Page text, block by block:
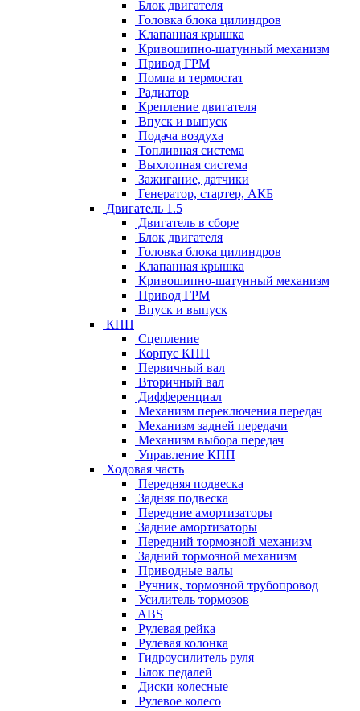
Блок двигателя
Головка блока цилиндров
Клапанная крышка
Кривошипно-шатунный механизм
Привод ГРМ
Помпа и термостат
Радиатор
Крепление двигателя
Впуск и выпуск
Подача воздуха
Топливная система
Выхлопная система
Зажигание, датчики
Генератор, стартер, АКБ
Двигатель 1.5
Двигатель в сборе
Блок двигателя
Головка блока цилиндров
Клапанная крышка
Кривошипно-шатунный механизм
Привод ГРМ
Впуск и выпуск
КПП
Сцепление
Корпус КПП
Первичный вал
Вторичный вал
Дифференциал
Механизм переключения передач
Механизм задней передачи
Механизм выбора передач
Управление КПП
Ходовая часть
Передняя подвеска
Задняя подвеска
Передние амортизаторы
Задние амортизаторы
Передний тормозной механизм
Задний тормозной механизм
Приводные валы
Ручник, тормозной трубопровод
Усилитель тормозов
ABS
Рулевая рейка
Рулевая колонка
Гидроусилитель руля
Блок педалей
Диски колесные
Рулевое колесо